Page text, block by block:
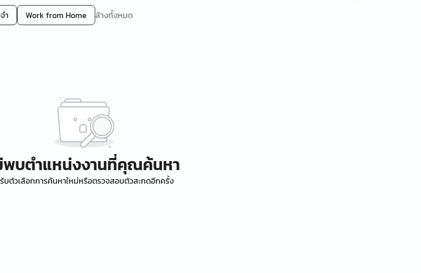
ำ Work from Home ล้างทั้งหมด
พบตำแหน่งงานที่คุณค้นหา
บตัวเลือกการค้นหาใหม่หรือตรวจสอบตัวสะกดอีกครั้ง